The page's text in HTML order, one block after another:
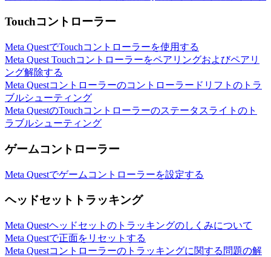
Touchコントローラー
Meta QuestでTouchコントローラーを使用する
Meta Quest Touchコントローラーをペアリングおよびペアリ
ング解除する
Meta Questコントローラーのコントローラードリフトのトラ
ブルシューティング
Meta QuestのTouchコントローラーのステータスライトのト
ラブルシューティング
ゲームコントローラー
Meta Questでゲームコントローラーを設定する
ヘッドセットトラッキング
Meta Questヘッドセットのトラッキングのしくみについて
Meta Questで正面をリセットする
Meta Questコントローラーのトラッキングに関する問題の解